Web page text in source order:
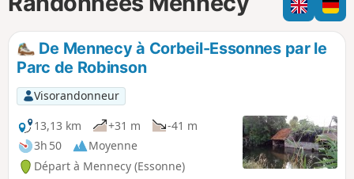
i
o
n
h
m
e
m
i
De Mennecy à Corbeil-Essonnes par le
Parc de Robinson
Visorandonneur
13,13 km
+31 m
-41 m
3h 50
Moyenne
Départ à Mennecy (Essonne)